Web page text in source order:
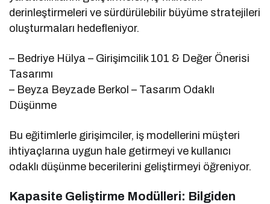
derinleştirmeleri ve sürdürülebilir büyüme stratejileri
oluşturmaları hedefleniyor.
– Bedriye Hülya – Girişimcilik 101 & Değer Önerisi
Tasarımı
– Beyza Beyzade Berkol – Tasarım Odaklı
Düşünme
Bu eğitimlerle girişimciler, iş modellerini müşteri
ihtiyaçlarına uygun hale getirmeyi ve kullanıcı
odaklı düşünme becerilerini geliştirmeyi öğreniyor.
Kapasite Geliştirme Modülleri: Bilgiden